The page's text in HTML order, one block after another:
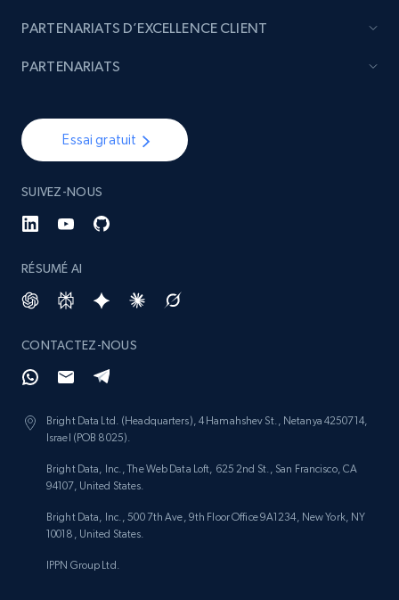
Essai gratuit
SUIVEZ-NOUS
RÉSUMÉ AI
CONTACTEZ-NOUS
Bright Data Ltd. (Headquarters), 4 Hamahshev St., Netanya 4250714,
Israel (POB 8025).
Bright Data, Inc., The Web Data Loft, 625 2nd St., San Francisco, CA
94107, United States.
Bright Data, Inc., 500 7th Ave, 9th Floor Office 9A1234, New York, NY
10018, United States.
IPPN Group Ltd.
PARTENARIATS D’EXCELLENCE CLIENT
PARTENARIATS